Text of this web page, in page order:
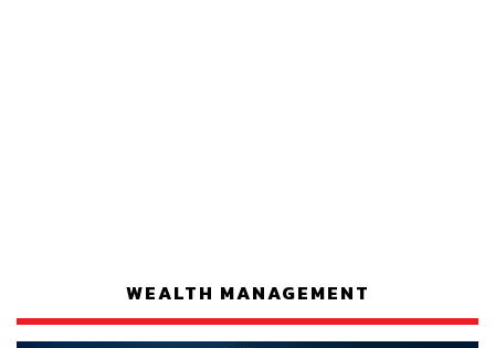
WEALTH MANAGEMENT